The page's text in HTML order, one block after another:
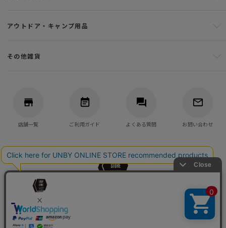
アウトドア・キャンプ用品
その他雑貨
店舗一覧 ご利用ガイド よくある質問 お問い合わせ